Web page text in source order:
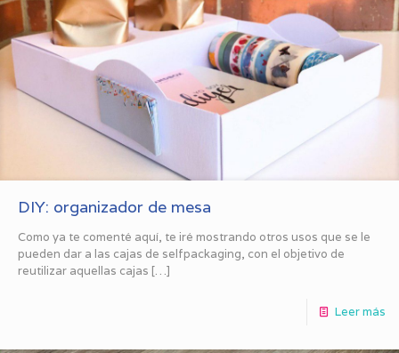
DIY: organizador de mesa
Como ya te comenté aquí, te iré mostrando otros usos que se le
pueden dar a las cajas de selfpackaging, con el objetivo de
reutilizar aquellas cajas […]
Leer más